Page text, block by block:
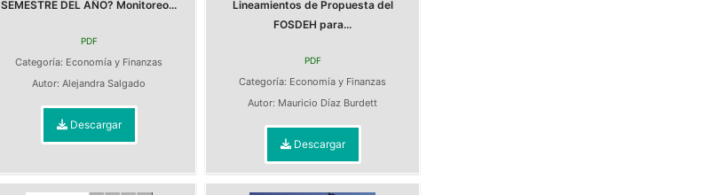
SEMESTRE DEL AÑO? Monitoreo...
PDF
Categoría: Economía y Finanzas
Autor:Alejandra Salgado
Descargar
Lineamientos de Propuesta del
FOSDEH para...
PDF
Categoría: Economía y Finanzas
Autor: Mauricio Díaz Burdett
Descargar